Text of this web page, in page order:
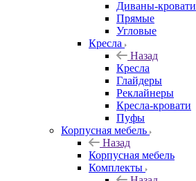
Диваны-кровати
Прямые
Угловые
Кресла
Назад
Кресла
Глайдеры
Реклайнеры
Кресла-кровати
Пуфы
Корпусная мебель
Назад
Корпусная мебель
Комплекты